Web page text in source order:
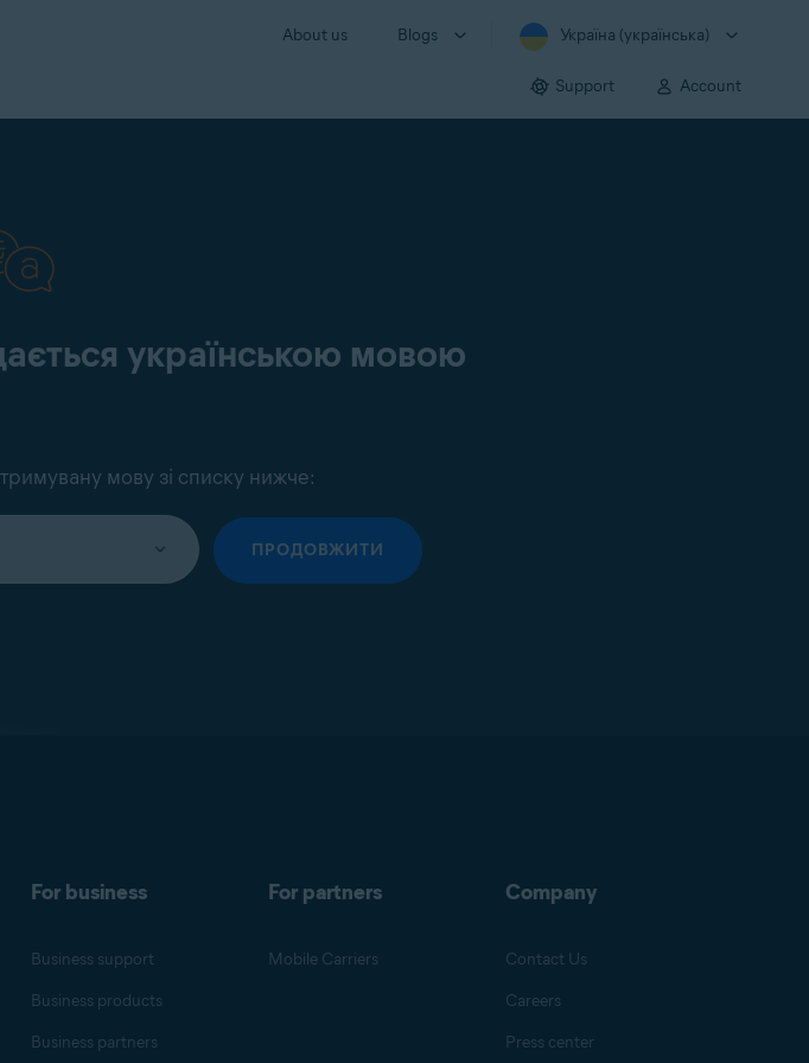
About us Blogs Україна (українська)
Support Account
українською мовою
мову зі списку нижче:
ПРОДОВЖИТИ
For business
Business support
Business products
Business partners
For partners
Mobile Carriers
Company
Contact Us
Careers
Press center